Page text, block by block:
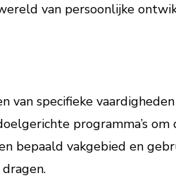
van persoonlijke
specifieke
programma’s
bepaald vakgebied en